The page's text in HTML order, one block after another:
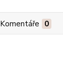
Komentáře 0